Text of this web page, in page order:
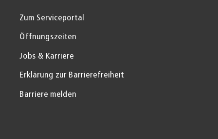
Zum Serviceportal
Öffnungszeiten
Jobs & Karriere
Erklärung zur Barrierefreiheit
Barriere melden